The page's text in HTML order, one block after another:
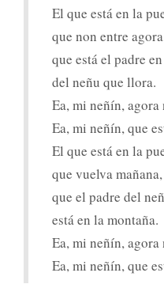
El que está en la
que non entre
que está el padre
del neñu que llora.
Ea, mi neñín, agora
Ea, mi neñín, que
El que está en la
que vuelva mañana,
que el padre del
está en la montaña.
Ea, mi neñín, agora
Ea, mi neñín, que